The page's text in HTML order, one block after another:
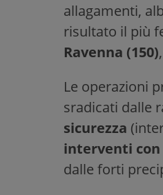
allagamenti,
risultato il più
Ravenna (150),
Le operazioni
sradicati dalle
sicurezza
interventi
dalle forti